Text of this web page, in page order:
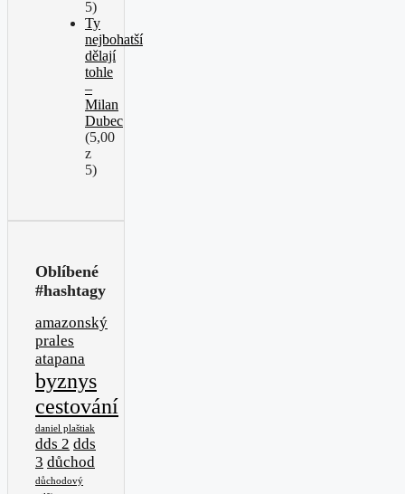
5)
Ty
nejbohatší
dělají
tohle
–
Milan
Dubec
(5,00
z
5)
Oblíbené
#hashtagy
amazonský
prales
atapana
byznys
cestování
daniel plaštiak
dds 2 dds
3 důchod
důchodový